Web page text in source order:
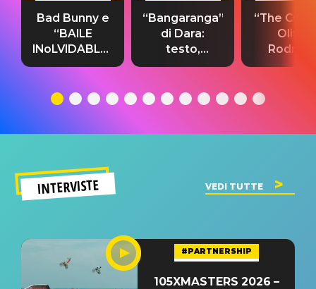
Bad Bunny e
“BAILE
INoLVIDABLE”:
testo,
significato
“Bangaranga”
di Dara:
testo,
traduzione e
del singolo
“The
Olivia
testo,
INTERVISTE VEDI TUTTE
#PARTNERSHIP
105XMASTERS 2026 –